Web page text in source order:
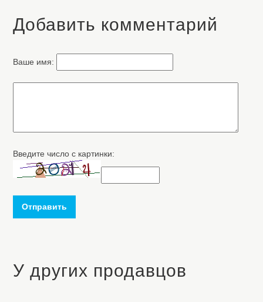
Добавить комментарий
Ваше имя:
Введите число с картинки:
Отправить
У других продавцов